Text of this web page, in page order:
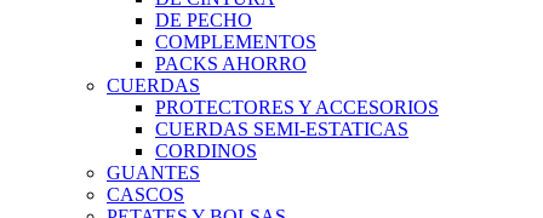
DE PECHO
COMPLEMENTOS
PACKS AHORRO
CUERDAS
PROTECTORES Y ACCESORIOS
CUERDAS SEMI-ESTATICAS
CORDINOS
GUANTES
CASCOS